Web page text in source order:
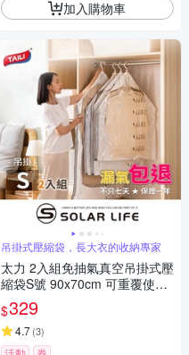
加入購物車
吊掛式壓縮袋，長大衣的收納專家
太力 2入組免抽氣真空吊掛式壓
縮袋S號 90x70cm 可重覆使用
專利加厚款.衣服收納袋 棉被壓
縮袋 吊掛收納袋 手壓真空袋 換
季外套
$329
4.7(3)